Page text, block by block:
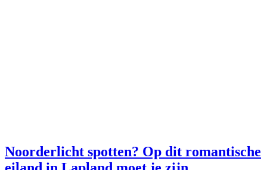
Noorderlicht spotten? Op dit romantische